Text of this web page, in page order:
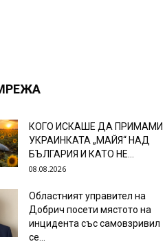
КОГО ИСКАШЕ ДА ПРИМАМИ
УКРАИНКАТА „МАЙЯ“ НАД
БЪЛГАРИЯ И КАТО НЕ...
08.08.2026
Областният управител на
Добрич посети мястото на
инцидента със самовзривил
се...